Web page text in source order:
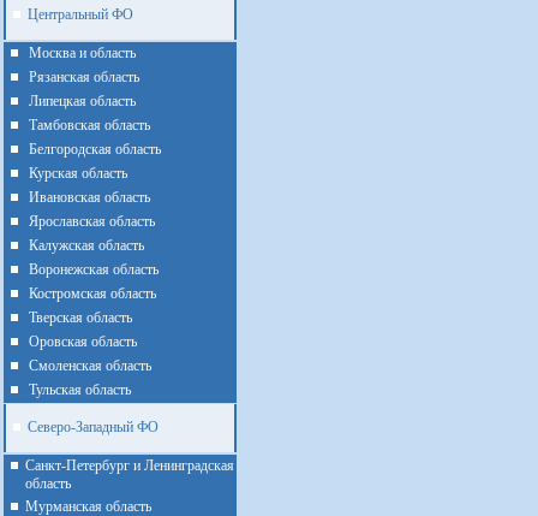
Центральный ФО
Москва и область
Рязанская область
Липецкая область
Тамбовская область
Белгородская область
Курская область
Ивановская область
Ярославская область
Калужская область
Воронежская область
Костромская область
Тверская область
Оровская область
Смоленская область
Тульская область
Северо-Западный ФО
Санкт-Петербург и Ленинградская
область
Мурманская область